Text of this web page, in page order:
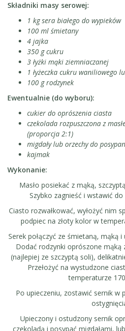
Składniki masy serowej:
1 kg sera białego do wypieków
100 ml śmietany
4 jajka
350 g cukru
3 łyżki mąki ziemniaczanej
1 łyżeczka cukru waniliowego
100 g rodzynek
Ewentualnie (do wyboru):
cukier do oprószenia ciasta
czekolada rozpuszczona z
(proporcja 2:1)
migdały lub orzechy do
kajmak
Wykonanie:
Masło posiekać z mąką,
Szybko zagnieść i wstawić
Ciasto rozwałkować, wyłożyć nim
podpiec na złoty kolor w
Serek połączyć ze śmietaną, mąką
Dodać rodzynki oprószone mąką
(najlepiej ze szczyptą soli),
Przełożyć na wystudzone
temperaturze
Po upieczeniu, zostawić sernik w
Upieczony i ostudzony sernik
czekoladą i posypać migdałami,